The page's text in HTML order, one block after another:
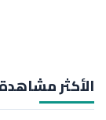
الأكثر مشاهدة